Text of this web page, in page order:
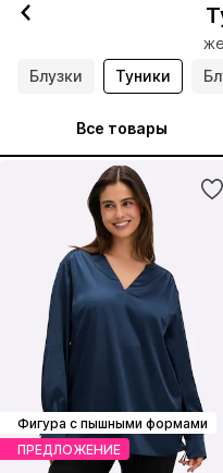
Блузки
Туники
Все товары
Фигура с пышными формами
ПРЕДЛОЖЕНИЕ